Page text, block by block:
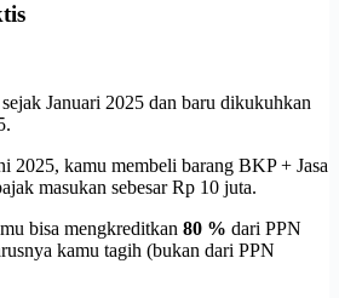
Januari 2025 dan baru dikukuhkan
2025, kamu membeli barang BKP + Jasa
masukan sebesar Rp 10 juta.
bisa mengkreditkan 80 % dari PPN
kamu tagih (bukan dari PPN